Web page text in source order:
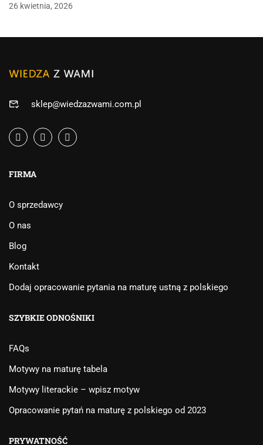
26 kwietnia, 2026
sklep@wiedzazwami.com.pl
FIRMA
O sprzedawcy
O nas
Blog
Kontakt
Dodaj opracowanie pytania na maturę ustną z polskiego
SZYBKIE ODNOŚNIKI
FAQs
Motywy na maturę tabela
Motywy literackie – wpisz motyw
Opracowanie pytań na maturę z polskiego od 2023
PRYWATNOŚĆ